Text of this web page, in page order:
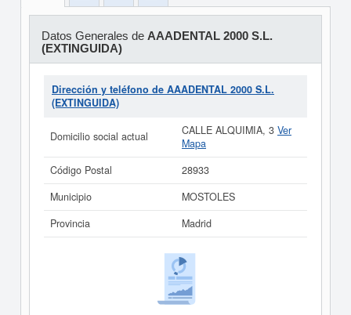
Datos Generales de AAADENTAL 2000 S.L.
(EXTINGUIDA)
Dirección y teléfono de AAADENTAL 2000 S.L.
(EXTINGUIDA)
Domicilio social actual CALLE ALQUIMIA, 3 Ver
Mapa
Código Postal
28933
Municipio
MOSTOLES
Provincia
Madrid